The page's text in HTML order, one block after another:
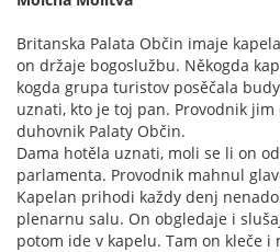
Britanska Palata Občin imaje
on držaje bogoslužbu. Někogda
kogda grupa turistov posěčala
uznati, kto je toj pan. Provodnik
duhovnik Palaty Občin.
Dama hotěla uznati, moli se li on
parlamenta. Provodnik mahnul
Kapelan prihodi každy denj
plenarnu salu. On obgledaje i
potom ide v kapelu. Tam on kleče